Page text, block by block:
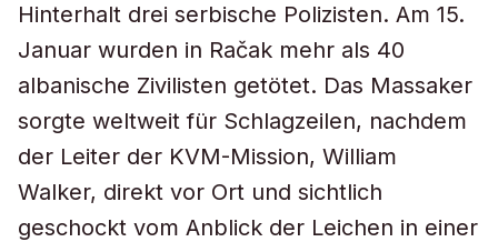
Hinterhalt drei serbische Polizisten. Am 15.
Januar wurden in Račak mehr als 40
albanische Zivilisten getötet. Das Massaker
sorgte weltweit für Schlagzeilen, nachdem
der Leiter der KVM-Mission, William
Walker, direkt vor Ort und sichtlich
geschockt vom Anblick der Leichen in einer